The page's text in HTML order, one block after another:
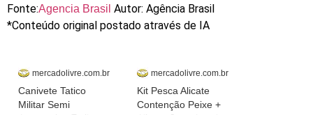
Fonte:Agencia Brasil Autor: Agência Brasil
*Conteúdo original postado através de IA
mercadolivre.com.br
Canivete Tatico
Militar Semi
mercadolivre.com.br
Kit Pesca Alicate
Contenção Peixe +